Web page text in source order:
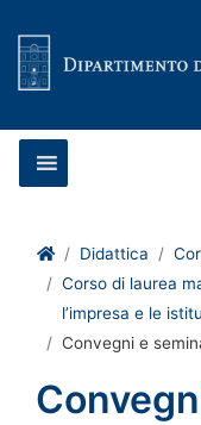
HomeDidattica
Corso di laurea
l’impresa e le
Convegni e